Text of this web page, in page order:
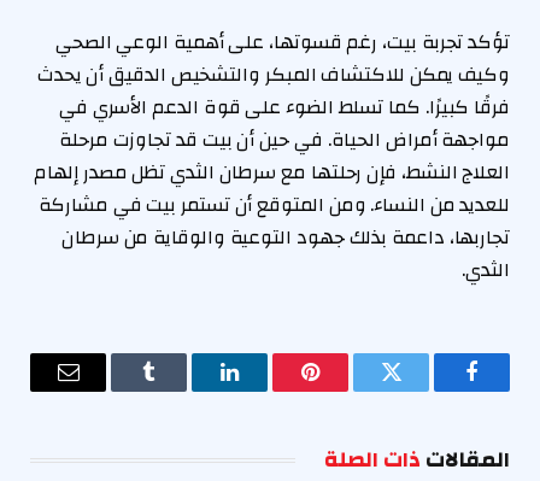
تؤكد تجربة بيت، رغم قسوتها، على أهمية الوعي الصحي
وكيف يمكن للاكتشاف المبكر والتشخيص الدقيق أن يحدث
فرقًا كبيرًا. كما تسلط الضوء على قوة الدعم الأسري في
مواجهة أمراض الحياة. في حين أن بيت قد تجاوزت مرحلة
العلاج النشط، فإن رحلتها مع سرطان الثدي تظل مصدر إلهام
للعديد من النساء. ومن المتوقع أن تستمر بيت في مشاركة
تجاربها، داعمة بذلك جهود التوعية والوقاية من سرطان
الثدي.
فيسبوك تويتر بينتيريستلينكدإن Tumblr
البريد
المقالاتذات الصلة